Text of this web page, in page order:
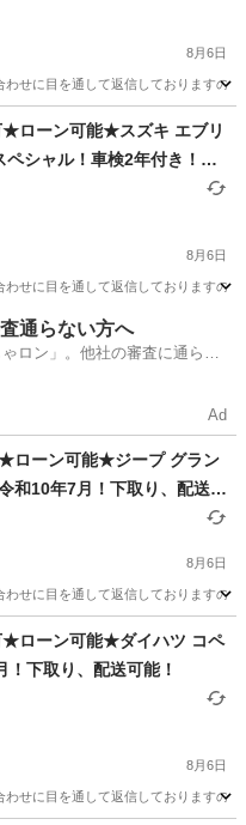
8月6日
わせに目を通して返信しております
ローン可能★スズキ エブリ
ペシャル！車検2年付き！下
8月6日
わせに目を通して返信しております
車両
通らない方へ
ロン」。他社の審査に通らな
Ad
ローン可能★ジープ グラン
和10年7月！下取り、配送可
8月6日
わせに目を通して返信しております
ローン可能★ダイハツ コペ
！下取り、配送可能！
8月6日
わせに目を通して返信しております